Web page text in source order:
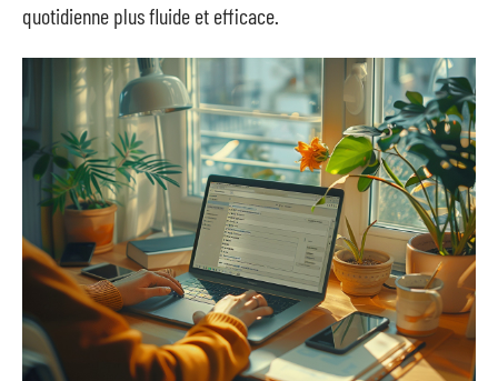
quotidienne plus fluide et efficace.